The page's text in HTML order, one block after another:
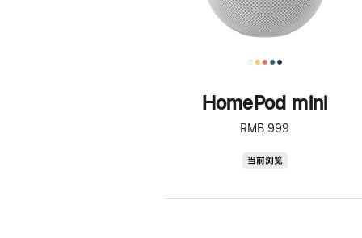
HomePod mini
RMB 999
当前浏览